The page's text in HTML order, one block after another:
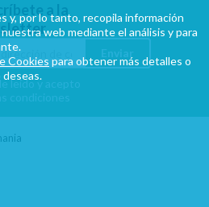
a la
leído y acepto
y, por lo tanto, recopila información
web mediante el análisis y para
Cookies para obtener más detalles o
deseas.